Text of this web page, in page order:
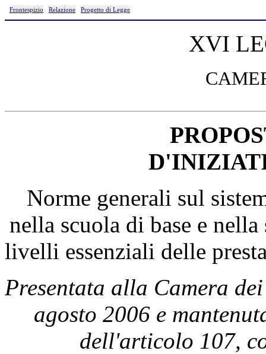
Frontespizio Relazione Progetto di Legge
XVI
Norme generali sul
nella scuola di base e
livelli essenziali delle
Presentata alla Camera
agosto 2006 e
dell'articolo 107,